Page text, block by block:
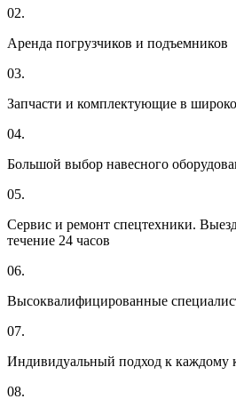
02.
Аренда погрузчиков и подъемников
03.
Запчасти и комплектующие в
04.
Большой выбор навесного
05.
Сервис и ремонт спецтехники.
течение 24 часов
06.
Высоквалифицированные
07.
Индивидуальный подход к каждому
08.